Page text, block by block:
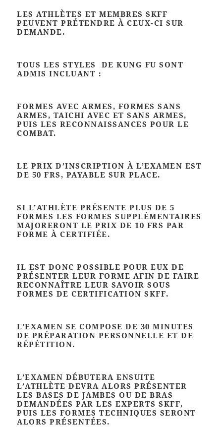
LES ATHLÈTES ET MEMBRES SKFF
PEUVENT PRÉTENDRE À CEUX-CI SUR
DEMANDE.
TOUS LES STYLES DE KUNG FU SONT
ADMIS INCLUANT :
FORMES AVEC ARMES, FORMES SANS
ARMES, TAICHI AVEC ET SANS ARMES,
PUIS LES RECONNAISSANCES POUR LE
COMBAT.
LE PRIX D’INSCRIPTION À L’EXAMEN EST
DE 50 FRS, PAYABLE SUR PLACE.
SI L’ATHLÈTE PRÉSENTE PLUS DE 5
FORMES LES FORMES SUPPLÉMENTAIRES
MAJORERONT LE PRIX DE 10 FRS PAR
FORME À CERTIFIÉE.
IL EST DONC POSSIBLE POUR EUX DE
PRÉSENTER LEUR FORME AFIN DE FAIRE
RECONNAÎTRE LEUR SAVOIR SOUS
FORMES DE CERTIFICATION SKFF.
L’EXAMEN SE COMPOSE DE 30 MINUTES
DE PRÉPARATION PERSONNELLE ET DE
RÉPÉTITION.
L’EXAMEN DÉBUTERA ENSUITE
L’ATHLÈTE DEVRA ALORS PRÉSENTER
LES BASES DE JAMBES OU DE BRAS
DEMANDÉES PAR LES EXPERTS SKFF,
PUIS LES FORMES TECHNIQUES SERONT
ALORS PRÉSENTÉES.